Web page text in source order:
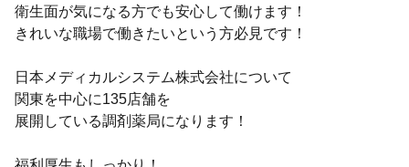
衛生面が気になる方でも安心して働けます！
きれいな職場で働きたいという方必見です！
日本メディカルシステム株式会社について
関東を中心に135店舗を
展開している調剤薬局になります！